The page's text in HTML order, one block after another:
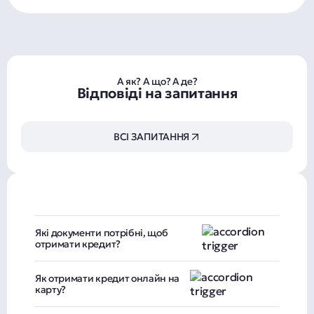
А як? А що? А де?
Відповіді на запитання
ВСІ ЗАПИТАННЯ
Які документи потрібні, щоб
отримати кредит?
Тільки паспорт та ІПН.
Як отримати кредит онлайн на
карту?
Подати заявку на отримання кредиту онлайн на